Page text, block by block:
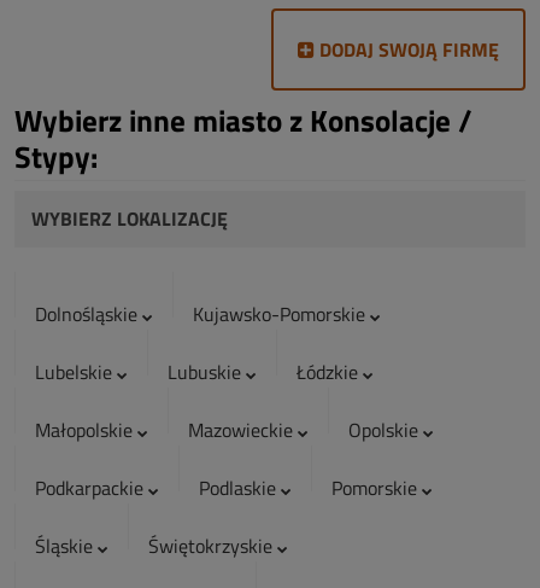
DODAJ SWOJĄ FIRMĘ
Wybierz inne miasto z Konsolacje /
Stypy:
WYBIERZ LOKALIZACJĘ
Dolnośląskie
Kujawsko-Pomorskie
Lubelskie
Lubuskie
Łódzkie
Małopolskie
Mazowieckie
Opolskie
Podkarpackie
Podlaskie
Pomorskie
Śląskie
Świętokrzyskie